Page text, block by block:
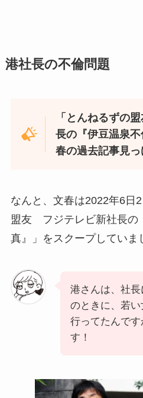
港社長の不倫問題
「とんねるずの
長の『伊豆温泉
春の過去記事見っ
なんと、文春は2022年6日
盟友 フジテレビ新社長の
真』」をスクープしていま
港さんは、社長
のときに、若
行ってたんで
す！